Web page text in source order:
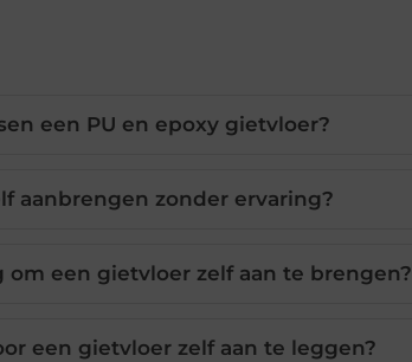
een PU en epoxy gietvloer?
aanbrengen zonder ervaring?
een gietvloer zelf aan te brengen?
een gietvloer zelf aan te leggen?